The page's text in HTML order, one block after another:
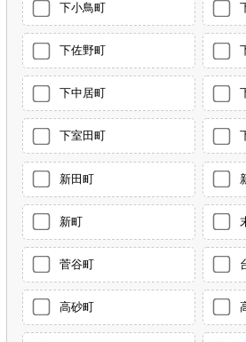
下小鳥町
下佐野町
下中居町
下室田町
新田町
新町
菅谷町
高砂町